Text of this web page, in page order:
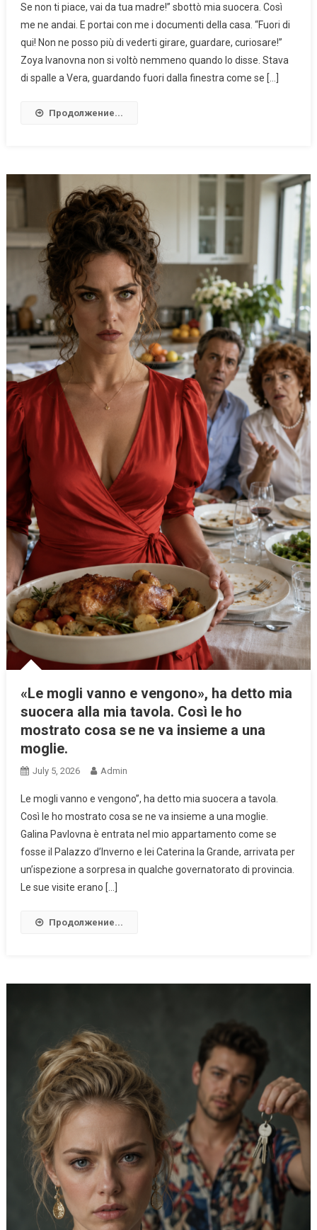
Se non ti piace, vai da tua madre!” sbottò mia suocera. Così
me ne andai. E portai con me i documenti della casa. “Fuori di
qui! Non ne posso più di vederti girare, guardare, curiosare!”
Zoya Ivanovna non si voltò nemmeno quando lo disse. Stava
di spalle a Vera, guardando fuori dalla finestra come se […]
Продолжение...
«Le mogli vanno e vengono», ha detto mia
suocera alla mia tavola. Così le ho
mostrato cosa se ne va insieme a una
moglie.
July 5, 2026 Admin
Le mogli vanno e vengono”, ha detto mia suocera a tavola.
Così le ho mostrato cosa se ne va insieme a una moglie.
Galina Pavlovna è entrata nel mio appartamento come se
fosse il Palazzo d’Inverno e lei Caterina la Grande, arrivata per
un’ispezione a sorpresa in qualche governatorato di provincia.
Le sue visite erano […]
Продолжение...